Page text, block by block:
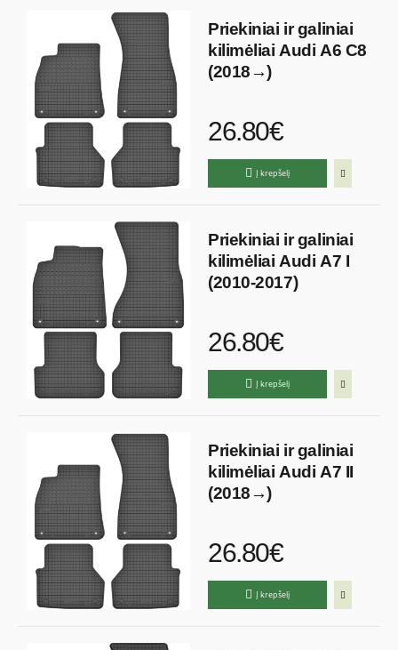
Priekiniai ir galiniai
kilimėliai Audi A6 C8
(2018→)
26.80€
Į krepšelį
Priekiniai ir galiniai
kilimėliai Audi A7 I
(2010-2017)
26.80€
Į krepšelį
Priekiniai ir galiniai
kilimėliai Audi A7 II
(2018→)
26.80€
Į krepšelį